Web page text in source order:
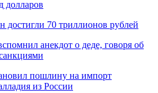
долларов
достигли 70 триллионов рублей
анекдот о деде, говоря об
пошлину на импорт
из России